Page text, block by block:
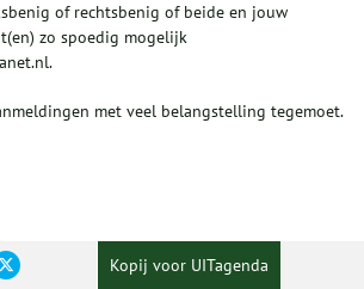
of rechtsbenig of beide en jouw
zo spoedig mogelijk
met veel belangstelling tegemoet.
Kopij voor UITagenda